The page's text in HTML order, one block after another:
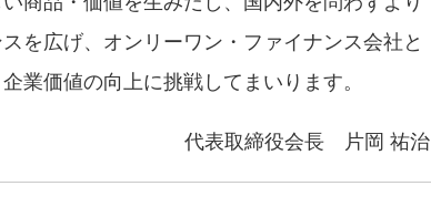
を広げ、オンリーワン・ファイナンス会社と
業価値の向上に挑戦してまいります。
代表取締役会長 片岡 祐治